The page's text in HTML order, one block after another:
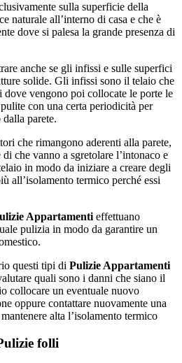
sulla superficie della
naturale all’interno di casa e che è
dove si palesa la grande presenza di
anche se gli infissi e sulle superfici
solide. Gli infissi sono il telaio che
dove vengono poi collocate le porte le
con una certa periodicità per
dalla parete.
che rimangono aderenti alla parete,
che vanno a sgretolare l’intonaco e
in modo da iniziare a creare degli
all’isolamento termico perché essi
Appartamenti effettuano
pulizia in modo da garantire un
questi tipi di Pulizie Appartamenti
quali sono i danni che siano il
collocare un eventuale nuovo
oppure contattare nuovamente una
alta l’isolamento termico
folli